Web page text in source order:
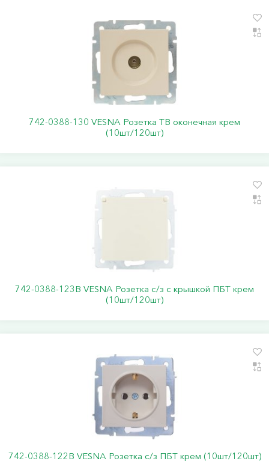
742-0388-130 VESNA Розетка ТВ оконечная крем
(10шт/120шт)
742-0388-123B VESNA Розетка с/з с крышкой ПБТ крем
(10шт/120шт)
742-0388-122В VESNA Розетка с/з ПБТ крем (10шт/120шт)